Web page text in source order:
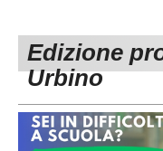
1^ CATEGORIA
3^ CATEGORIA
Edizione
Urbino